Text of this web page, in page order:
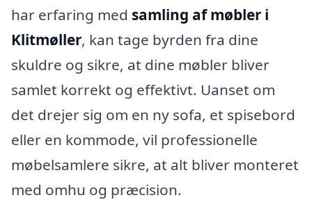
har erfaring med samling af møbler i
Klitmøller, kan tage byrden fra dine
skuldre og sikre, at dine møbler bliver
samlet korrekt og effektivt. Uanset om
det drejer sig om en ny sofa, et spisebord
eller en kommode, vil professionelle
møbelsamlere sikre, at alt bliver monteret
med omhu og præcision.